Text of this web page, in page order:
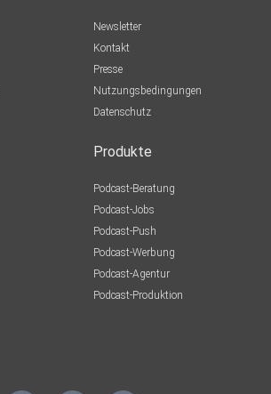
Newsletter
Kontakt
Presse
Nutzungsbedingungen
Datenschutz
Produkte
Podcast-Beratung
Podcast-Jobs
Podcast-Push
Podcast-Werbung
Podcast-Agentur
Podcast-Produktion